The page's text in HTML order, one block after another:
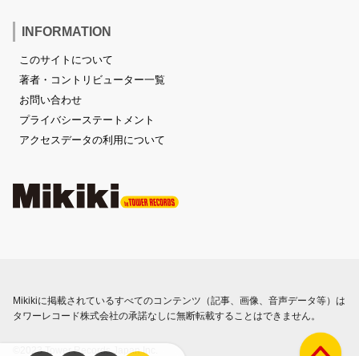
INFORMATION
このサイトについて
著者・コントリビューター一覧
お問い合わせ
プライバシーステートメント
アクセスデータの利用について
Mikikiに掲載されているすべてのコンテンツ（記事、画像、音声データ等）は
タワーレコード株式会社の承諾なしに無断転載することはできません。
©2023 Tower Records Japan Inc.